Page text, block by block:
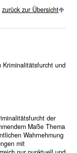
zurück zur Übersicht
Kriminalitätsfurcht und
der
Maße Thema
Wahrnehmung
mit